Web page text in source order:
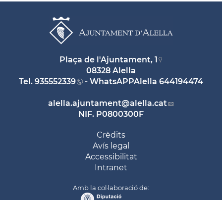
Plaça de l'Ajuntament, 1
08328 Alella
Tel. 935552339 - WhatsAPPAlella 644194474
alella.ajuntament@alella.cat
NIF. P0800300F
Crèdits
Avís legal
Accessibilitat
Intranet
Amb la col·laboració de: